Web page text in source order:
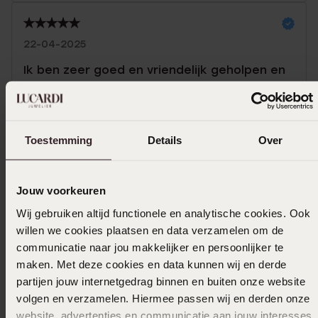
Toestemming Details Over
Jouw voorkeuren
Wij gebruiken altijd functionele en analytische cookies. Ook
willen we cookies plaatsen en data verzamelen om de
communicatie naar jou makkelijker en persoonlijker te
maken. Met deze cookies en data kunnen wij en derde
partijen jouw internetgedrag binnen en buiten onze website
volgen en verzamelen. Hiermee passen wij en derden onze
website, advertenties en communicatie aan jouw interesses
22-04-2025
Ik ben zeer goed en vriendelijk geholpen en
doen. Naar aanleiding van dit advies heb ik
Selecteer maat & bestel
Ook leuk voor jou